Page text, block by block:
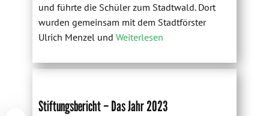
und führte die Schüler zum Stadtwald. Dort
wurden gemeinsam mit dem Stadtförster
Ulrich Menzel und Weiterlesen
Stiftungsbericht – Das Jahr 2023